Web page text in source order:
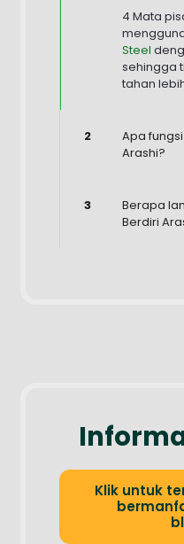
4 Mata
Steel
sehingga
tahan
2 Apa fungsi
Arashi?
3
Berapa
Berdiri
Klik untuk